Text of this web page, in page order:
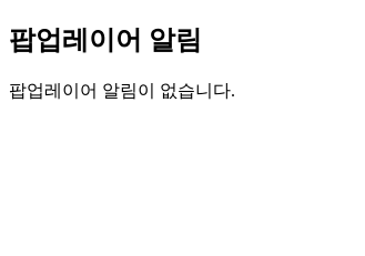
팝업레이어 알림
팝업레이어 알림이 없습니다.